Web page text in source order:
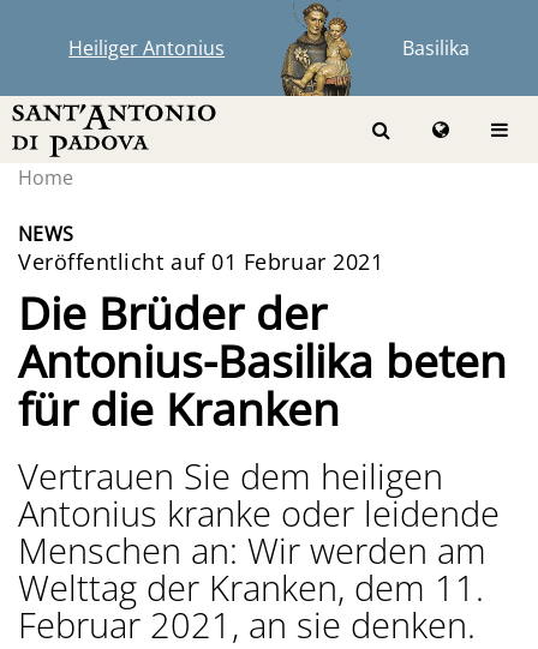
Heiliger Antonius Basilika
Home
NEWS
Veröffentlicht auf 01 Februar 2021
Die Brüder der
Antonius-Basilika beten
für die Kranken
Vertrauen Sie dem heiligen
Antonius kranke oder leidende
Menschen an: Wir werden am
Welttag der Kranken, dem 11.
Februar 2021, an sie denken.